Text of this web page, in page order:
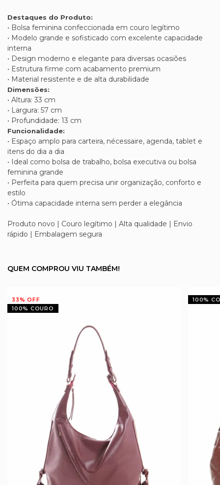
Destaques do Produto:
• Bolsa feminina confeccionada em couro legítimo
• Modelo grande e sofisticado com excelente capacidade
interna
• Design moderno e elegante para diversas ocasiões
• Estrutura firme com acabamento premium
• Material resistente e de alta durabilidade
Dimensões:
• Altura: 33 cm
• Largura: 57 cm
• Profundidade: 13 cm
Funcionalidade:
• Espaço amplo para carteira, nécessaire, agenda, tablet e
itens do dia a dia
• Ideal como bolsa de trabalho, bolsa executiva ou bolsa
feminina grande
• Perfeita para quem precisa unir organização, conforto e
estilo
• Ótima capacidade interna sem perder a elegância
Produto novo | Couro legítimo | Alta qualidade | Envio
rápido | Embalagem segura
QUEM COMPROU VIU TAMBÉM!
33%OFF
100% COURO
100%